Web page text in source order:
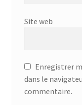
Site web
Enregistrer
dans le
commentaire.